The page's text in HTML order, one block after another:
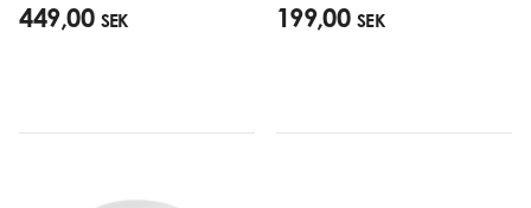
449,00 SEK 199,00 SEK